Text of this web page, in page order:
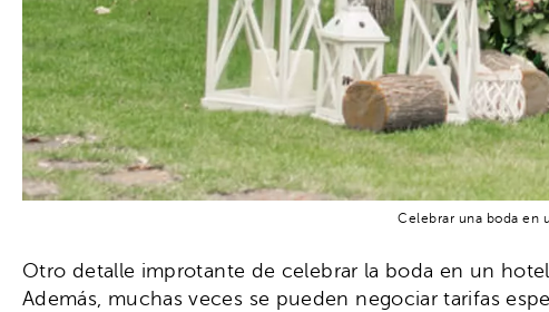
Celebrar una boda en
Otro detalle improtante de celebrar la boda en un
Además, muchas veces se pueden negociar tarifas